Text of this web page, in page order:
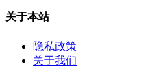
关于本站
隐私政策
关于我们